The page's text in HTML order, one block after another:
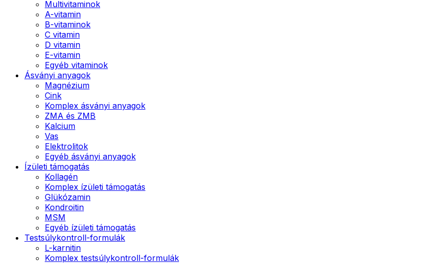
Multivitaminok
A-vitamin
B-vitaminok
C vitamin
D vitamin
E-vitamin
Egyéb vitaminok
Ásványi anyagok
Magnézium
Cink
Komplex ásványi anyagok
ZMA és ZMB
Kalcium
Vas
Elektrolitok
Egyéb ásványi anyagok
Ízületi támogatás
Kollagén
Komplex ízületi támogatás
Glükózamin
Kondroitin
MSM
Egyéb ízületi támogatás
Testsúlykontroll-formulák
L-karnitin
Komplex testsúlykontroll-formulák